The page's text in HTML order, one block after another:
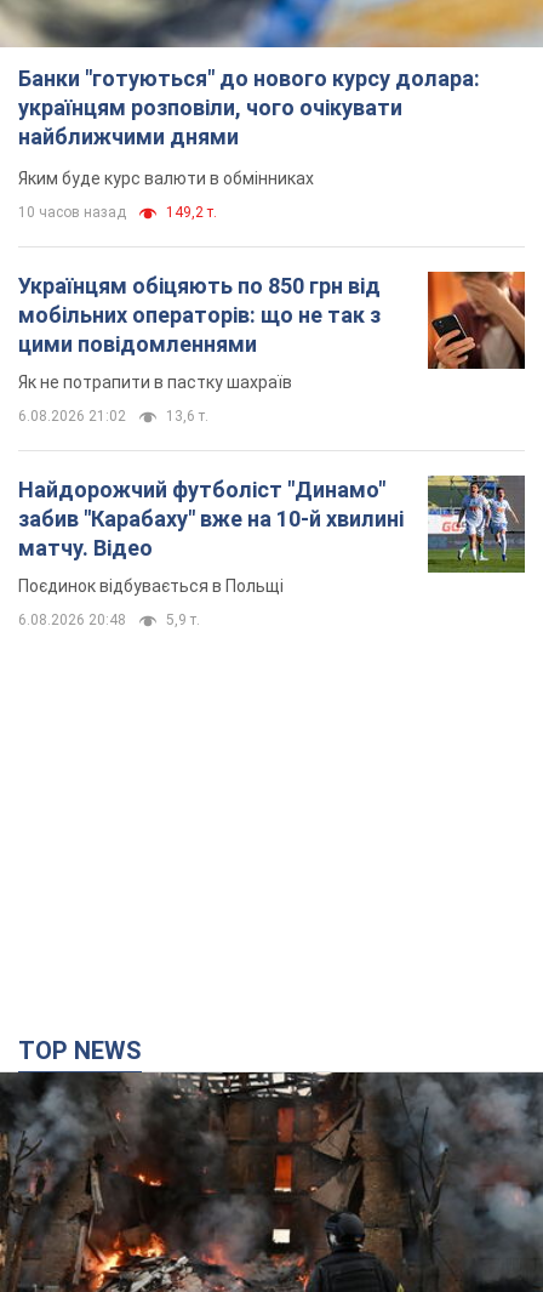
Банки "готуються" до нового курсу долара:
українцям розповіли, чого очікувати
найближчими днями
Яким буде курс валюти в обмінниках
10 часов назад 149,2 т.
Українцям обіцяють по 850 грн від
мобільних операторів: що не так з
цими повідомленнями
Як не потрапити в пастку шахраїв
6.08.2026 21:02 13,6 т.
Найдорожчий футболіст "Динамо"
забив "Карабаху" вже на 10-й хвилині
матчу. Відео
Поєдинок відбувається в Польщі
6.08.2026 20:48 5,9 т.
TOP NEWS